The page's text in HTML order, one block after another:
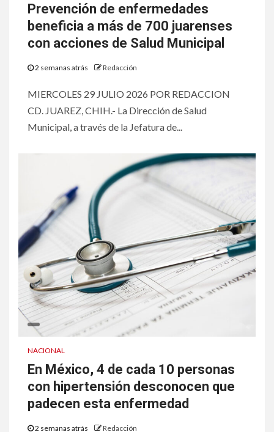
Prevención de enfermedades
beneficia a más de 700 juarenses
con acciones de Salud Municipal
2 semanas atrás Redacción
MIERCOLES 29 JULIO 2026 POR REDACCION
CD. JUAREZ, CHIH.- La Dirección de Salud
Municipal, a través de la Jefatura de...
NACIONAL
En México, 4 de cada 10 personas
con hipertensión desconocen que
padecen esta enfermedad
2 semanas atrás Redacción